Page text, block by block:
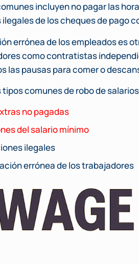
incluyen no pagar las
de los cheques de pago
errónea de los empleados es
como contratistas
las pausas para comer o
tipos comunes de robo de
no pagadas
del salario mínimo
ilegales
errónea de los trabajadores